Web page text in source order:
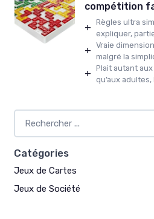
compétition
+ Règles ultra
expliquer,
+ Vraie
malgré la
+ Plait autant
qu’aux
Catégories
Jeux de Cartes
Jeux de Société